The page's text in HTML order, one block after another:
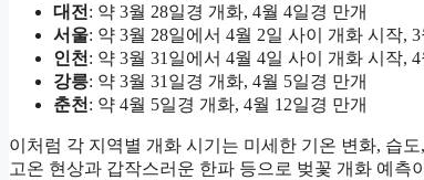
대전 : 약 3월 28일경 개화, 4월 4일경 만개
서울: 약 3월 28일에서 4월 2일 사이 개화 시작,
인천 : 약 3월 31일에서 4월 4일 사이 개화 시작,
강릉: 약 3월 31일경 개화, 4월 5일경 만개
춘천 : 약 4월 5일경 개화, 4월 12일경 만개
이처럼 각 지역별 개화 시기는 미세한 기온 변화, 습
고온 현상과 갑작스러운 한파 등으로 벚꽃 개화 예